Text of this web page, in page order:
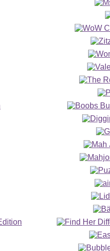
and hit the lanes in this online
to aim and click to add spin.